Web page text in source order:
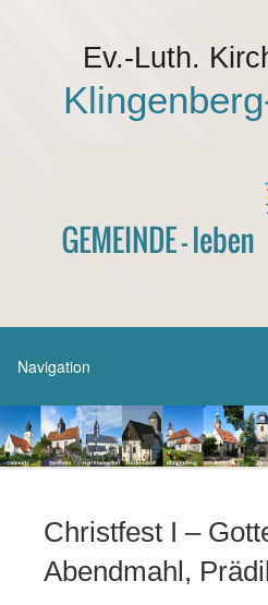
Ev.-Luth.
Christfest I –
Abendmahl,